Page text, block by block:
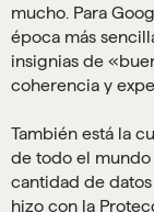
mucho. Para
época más
insignias de
coherencia y
También está la
de todo el
cantidad de
hizo con la